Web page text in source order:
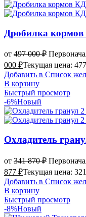
Дробилка
от 497 000₽
000 ₽Текущая цена:
Добавить в Список
В корзину
Быстрый просмотр
-6%Новый
Охладитель
от 341 870₽
877 ₽Текущая цена:
Добавить в Список
В корзину
Быстрый просмотр
-8%Новый